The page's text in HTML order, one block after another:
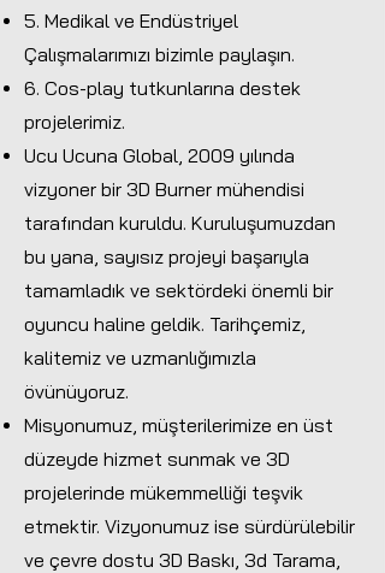
5. Medikal ve Endüstriyel
Çalışmalarımızı bizimle paylaşın.
6. Cos-play tutkunlarına destek
projelerimiz.
Ucu Ucuna Global, 2009 yılında
vizyoner bir 3D Burner mühendisi
tarafından kuruldu. Kuruluşumuzdan
bu yana, sayısız projeyi başarıyla
tamamladık ve sektördeki önemli bir
oyuncu haline geldik. Tarihçemiz,
kalitemiz ve uzmanlığımızla
övünüyoruz.
Misyonumuz, müşterilerimize en üst
düzeyde hizmet sunmak ve 3D
projelerinde mükemmelliği teşvik
etmektir. Vizyonumuz ise sürdürülebilir
ve çevre dostu 3D Baskı, 3d Tarama,